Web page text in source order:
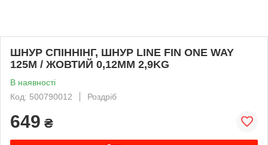
ШНУР СПІННІНГ, ШНУР LINE FIN ONE WAY
125M / ЖОВТИЙ 0,12MM 2,9KG
В наявності
Код: 500790012
Роздріб
649 ₴